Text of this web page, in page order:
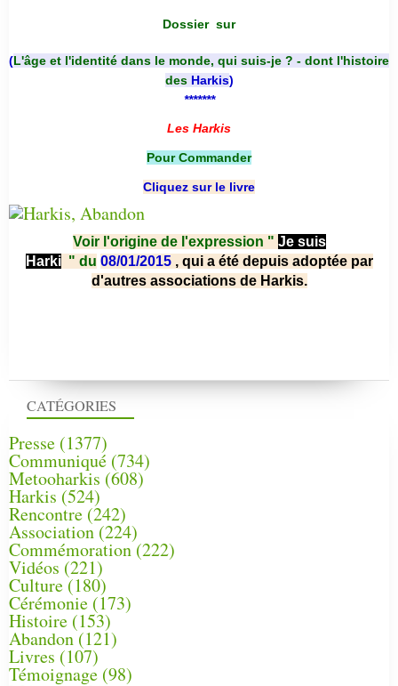
CATÉGORIES
Presse (1377)
Communiqué (734)
Metooharkis (608)
Harkis (524)
Rencontre (242)
Association (224)
Commémoration(222)
Vidéos (221)
Culture(180)
Cérémonie (173)
Histoire (153)
Abandon(121)
Livres (107)
Témoignage (98)
Dossier sur
(L'âge et l'identité dans le monde, qui suis-je ? - dont l'histoire
des Harkis)
*******
Les Harkis
Pour Commander
Cliquez sur le livre
Voir l'origine de l'expression " Je suis
Harki " du 08/01/2015 , qui a été depuis adoptée par
d'autres associations de Harkis.